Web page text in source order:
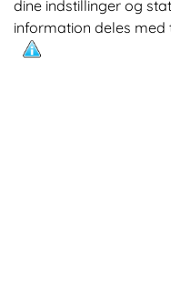
dine indstillinger og
information deles med
Odin R900 Romaskine
Odin S900 Spinningcykel